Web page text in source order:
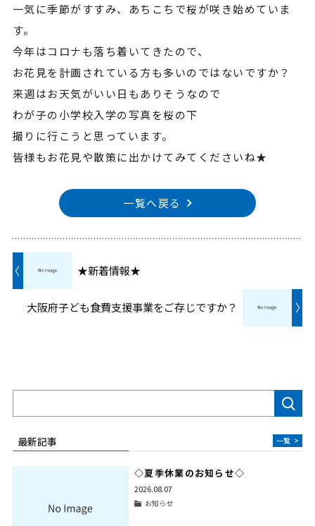
一気に季節がすすみ、あちこちで桜が咲き始めていま
す。
今年はコロナも落ち着いてきたので、
お花見を計画されている方も多いのではないですか？
来週はお天気がいい日もありそうなので
わが子の小学校入学の写真を桜の下
撮りに行こうと思っています。
皆様もお花見や散策に出かけてみてくださいね★
一覧へ戻る
〈 ★新着情報★
〉
大阪府子ども食費支援事業をご存じですか？
最新記事 一覧 >
◇夏季休業のお知らせ◇
2026.08.07
お知らせ